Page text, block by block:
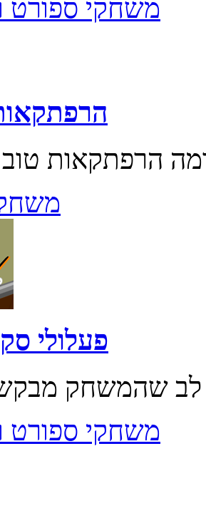
משחקי ספורט
פעלולי
משחקי ספורט